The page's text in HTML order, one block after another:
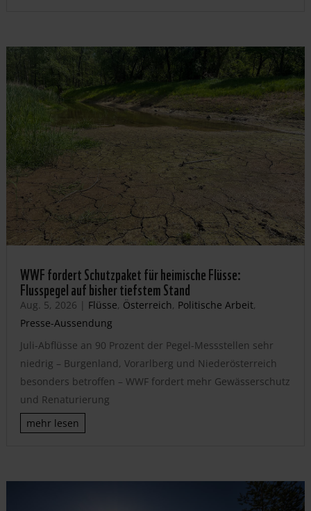
WWF fordert Schutzpaket für heimische Flüsse:
Flusspegel auf bisher tiefstem Stand
Aug. 5, 2026 | Flüsse, Österreich, Politische Arbeit,
Presse-Aussendung
Juli-Abflüsse an 90 Prozent der Pegel-Messstellen sehr
niedrig – Burgenland, Vorarlberg und Niederösterreich
besonders betroffen – WWF fordert mehr Gewässerschutz
und Renaturierung
mehr lesen